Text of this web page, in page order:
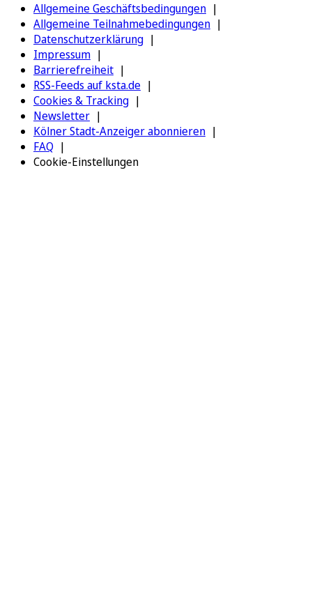
Allgemeine Geschäftsbedingungen
Allgemeine Teilnahmebedingungen
Datenschutzerklärung
Impressum
Barrierefreiheit
RSS-Feeds auf ksta.de
Cookies & Tracking
Newsletter
Kölner Stadt-Anzeiger abonnieren
FAQ
Cookie-Einstellungen